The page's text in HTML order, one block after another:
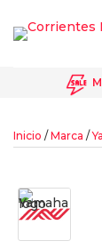
Inicio / Marca /